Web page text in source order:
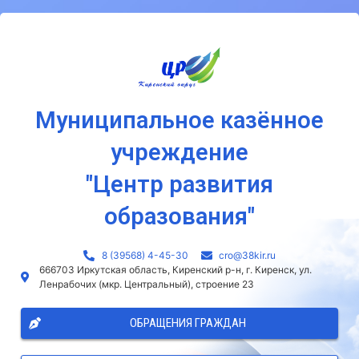
Муниципальное казённое
учреждение
"Центр развития
образования"
8 (39568) 4-45-30
сro@38kir.ru
666703 Иркутская область, Киренский р-н, г. Киренск, ул.
Ленрабочих (мкр. Центральный), строение 23
ОБРАЩЕНИЯ ГРАЖДАН